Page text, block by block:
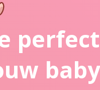
baby